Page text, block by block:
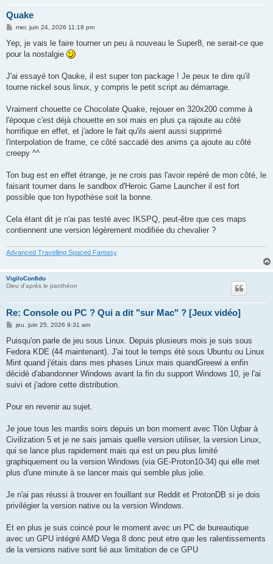
Quake
M
s
s
a
mer. juin 24, 2026 11:18 pm
Yep, je vais le faire tourner un peu à nouveau le Super8, ne serait-ce que
pour la nostalgie
J'ai essayé ton Qauke, il est super ton package ! Je peux te dire qu'il
tourne nickel sous linux, y compris le petit script au démarrage.
Vraiment chouette ce Chocolate Quake, rejouer en 320x200 comme à
l'époque c'est déjà chouette en soi mais en plus ça rajoute au côté
horrifique en effet, et j'adore le fait qu'ils aient aussi supprimé
l'interpolation de frame, ce côté saccadé des anims ça ajoute au côté
creepy ^^
Ton bug est en effet étrange, je ne crois pas l'avoir repéré de mon côté, le
faisant tourner dans le sandbox d'Heroic Game Launcher il est fort
possible que ton hypothèse soit la bonne.
Cela étant dit je n'ai pas testé avec IKSPQ, peut-être que ces maps
contiennent une version légèrement modifiée du chevalier ?
Advanced Travelling Spaced Fantasy
VigiloConfido
Dieu d'après le panthéon
Re: Console ou PC ? Qui a dit "sur Mac" ? [Jeux vidéo]
M
s
a
g
jeu. juin 25, 2026 9:31 am
Puisqu'on parle de jeu sous Linux. Depuis plusieurs mois je suis sous
Fedora KDE (44 maintenant). J'ai tout le temps été sous Ubuntu ou Linux
Mint quand j'étais dans mes phases Linux mais quandGreewi a enfin
décidé d'abandonner Windows avant la fin du support Windows 10, je l'ai
suivi et j'adore cette distribution.
Pour en revenir au sujet.
Je joue tous les mardis soirs depuis un bon moment avec Tlön Uqbar à
Civilization 5 et je ne sais jamais quelle version utiliser, la version Linux,
qui se lance plus rapidement mais qui est un peu plus limité
graphiquement ou la version Windows (via GE-Proton10-34) qui elle met
plus d'une minute à se lancer mais qui semble plus jolie.
Je n'ai pas réussi à trouver en fouillant sur Reddit et ProtonDB si je dois
privilégier la version native ou la version Windows.
Et en plus je suis coincé pour le moment avec un PC de bureautique
avec un GPU intégré AMD Vega 8 donc peut etre que les ralentissements
de la versions native sont lié aux limitation de ce GPU